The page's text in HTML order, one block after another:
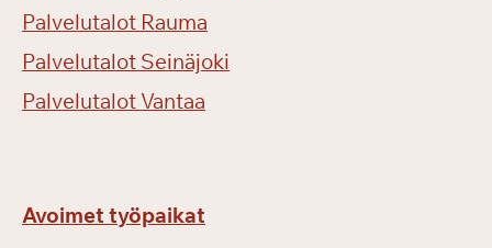
Palvelutalot Rauma
Palvelutalot Seinäjoki
Palvelutalot Vantaa
Avoimet työpaikat